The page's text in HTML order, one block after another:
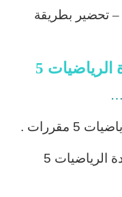
5 مقررات – تحضير بطريقة
5
…
5 مقررات .
مادة الرياضيات 5